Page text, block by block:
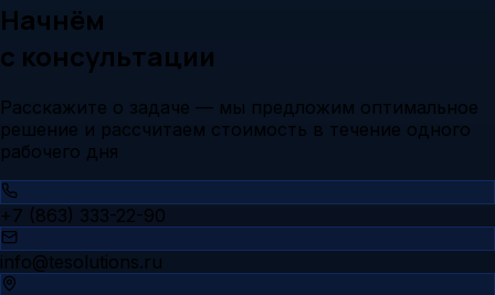
Начнём
с консультации
Расскажите о задаче — мы предложим оптимальное
решение и рассчитаем стоимость в течение одного
рабочего дня
+7 (863) 333-22-90
info@tesolutions.ru